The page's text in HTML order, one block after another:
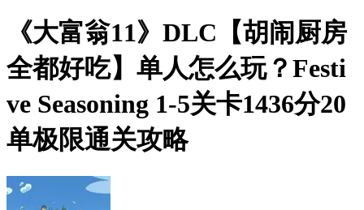
《大富翁11》DLC【胡闹厨房
全都好吃】单人怎么玩？Festi
ve Seasoning 1-5关卡1436分20
单极限通关攻略